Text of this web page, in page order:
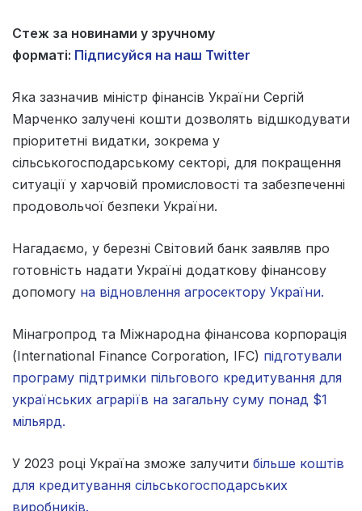
Стеж за новинами у зручному
форматі: Підписуйся на наш Twitter
Яка зазначив міністр фінансів України Сергій
Марченко залучені кошти дозволять відшкодувати
пріоритетні видатки, зокрема у
сільськогосподарському секторі, для покращення
ситуації у харчовій промисловості та забезпеченні
продовольчої безпеки України.
Нагадаємо, у березні Світовий банк заявляв про
готовність надати Україні додаткову фінансову
допомогу на відновлення агросектору України.
Мінагропрод та Міжнародна фінансова корпорація
(International Finance Corporation, IFC) підготували
програму підтримки пільгового кредитування для
українських аграріїв на загальну суму понад $1
мільярд.
У 2023 році Україна зможе залучити більше коштів
для кредитування сільськогосподарських
виробників.